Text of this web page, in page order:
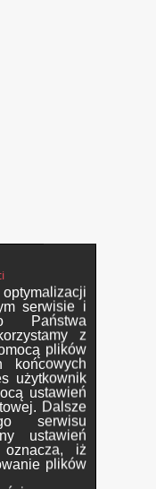
serwisie i
Państwa
z
plików
końcowych
użytkownik
ustawień
Dalsze
serwisu
ustawień
oznacza, iż
plików